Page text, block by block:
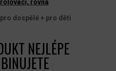
rolovací, rovná
pro dospělé + pro děti